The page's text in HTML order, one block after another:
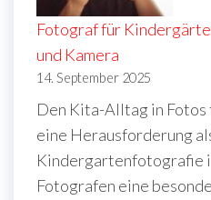
Fotograf für
und Kamera
14. September 2025
Den Kita-Alltag in
eine Herausforderung
Kindergartenfotografie
Fotografen eine